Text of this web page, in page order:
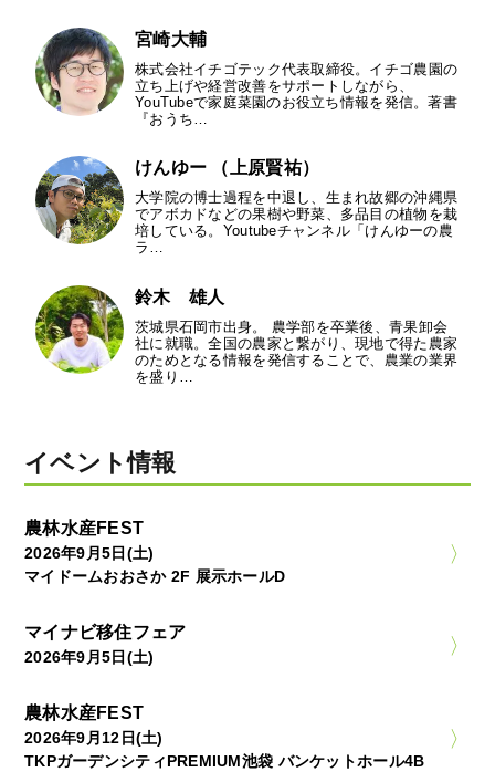
宮崎大輔
株式会社イチゴテック代表取締役。イチゴ農園の
立ち上げや経営改善をサポートしながら、
YouTubeで家庭菜園のお役立ち情報を発信。著書
『おうち…
けんゆー （上原賢祐）
大学院の博士過程を中退し、生まれ故郷の沖縄県
でアボカドなどの果樹や野菜、多品目の植物を栽
培している。Youtubeチャンネル「けんゆーの農
ラ…
鈴木 雄人
茨城県石岡市出身。 農学部を卒業後、青果卸会
社に就職。全国の農家と繋がり、現地で得た農家
のためとなる情報を発信することで、農業の業界
を盛り…
イベント情報
農林水産FEST
2026年9月5日(土)
マイドームおおさか 2F 展示ホールD
マイナビ移住フェア
2026年9月5日(土)
農林水産FEST
2026年9月12日(土)
TKPガーデンシティPREMIUM池袋 バンケットホール4B